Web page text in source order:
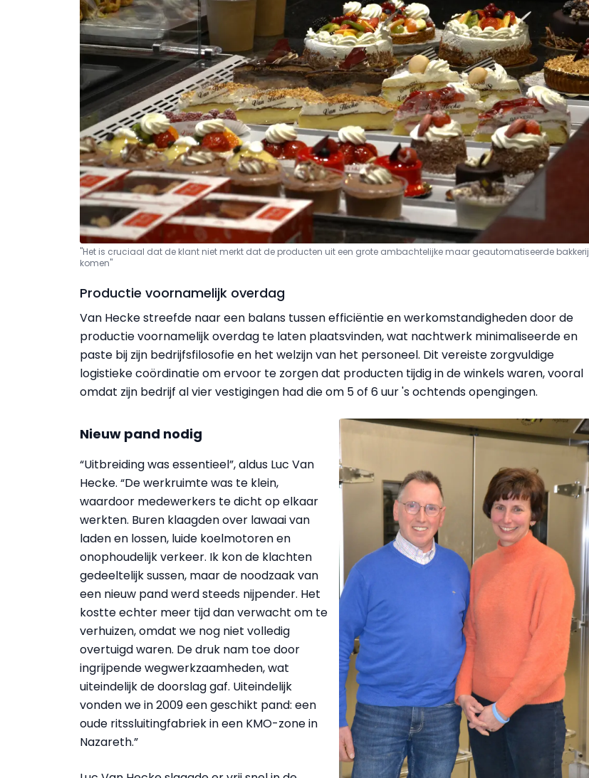
"Het is cruciaal dat de klant niet merkt dat de producten uit een grote ambachtelijke maar geautomatiseerde bakkerij
komen"
Productie voornamelijk overdag
Van Hecke streefde naar een balans tussen efficiëntie en werkomstandigheden door de
productie voornamelijk overdag te laten plaatsvinden, wat nachtwerk minimaliseerde en
paste bij zijn bedrijfsfilosofie en het welzijn van het personeel. Dit vereiste zorgvuldige
logistieke coördinatie om ervoor te zorgen dat producten tijdig in de winkels waren, vooral
omdat zijn bedrijf al vier vestigingen had die om 5 of 6 uur 's ochtends opengingen.
Nieuw pand nodig
“Uitbreiding was essentieel”, aldus Luc Van
Hecke. “De werkruimte was te klein,
waardoor medewerkers te dicht op elkaar
werkten. Buren klaagden over lawaai van
laden en lossen, luide koelmotoren en
onophoudelijk verkeer. Ik kon de klachten
gedeeltelijk sussen, maar de noodzaak van
een nieuw pand werd steeds nijpender. Het
kostte echter meer tijd dan verwacht om te
verhuizen, omdat we nog niet volledig
overtuigd waren. De druk nam toe door
ingrijpende wegwerkzaamheden, wat
uiteindelijk de doorslag gaf. Uiteindelijk
vonden we in 2009 een geschikt pand: een
oude ritssluitingfabriek in een KMO-zone in
Nazareth.”